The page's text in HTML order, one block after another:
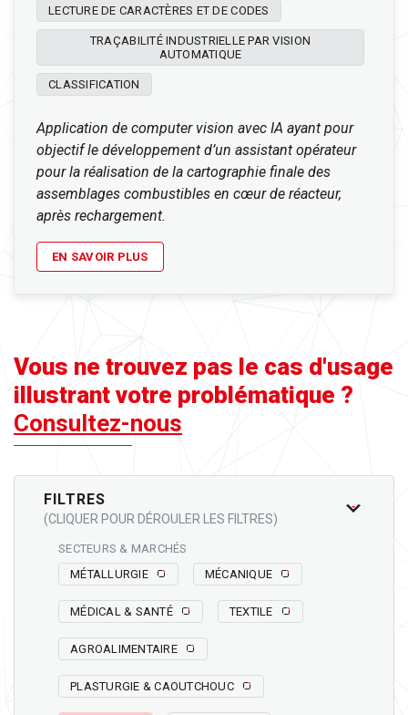
LECTURE DE CARACTÈRES ET DE CODES
TRAÇABILITÉ INDUSTRIELLE PAR VISION
AUTOMATIQUE
CLASSIFICATION
Application de computer vision avec IA ayant pour
objectif le développement d’un assistant opérateur
pour la réalisation de la cartographie finale des
assemblages combustibles en cœur de réacteur,
après rechargement.
EN SAVOIR PLUS
Vous ne trouvez pas le cas d'usage
illustrant votre problématique ?
Consultez-nous
FILTRES
(CLIQUER POUR DÉROULER LES FILTRES)
SECTEURS & MARCHÉS
MÉTALLURGIE
MÉCANIQUE
MÉDICAL & SANTÉ TEXTILE
AGROALIMENTAIRE
PLASTURGIE & CAOUTCHOUC